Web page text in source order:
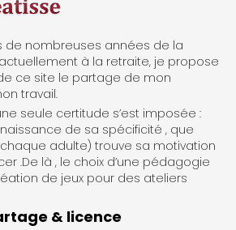
de nombreuses années de la
à la retraite, je propose
ce site le partage de mon
travail.
seule certitude s’est imposée :
de sa spécificité , que
adulte) trouve sa motivation
.De là , le choix d’une pédagogie
de jeux pour des ateliers
& licence